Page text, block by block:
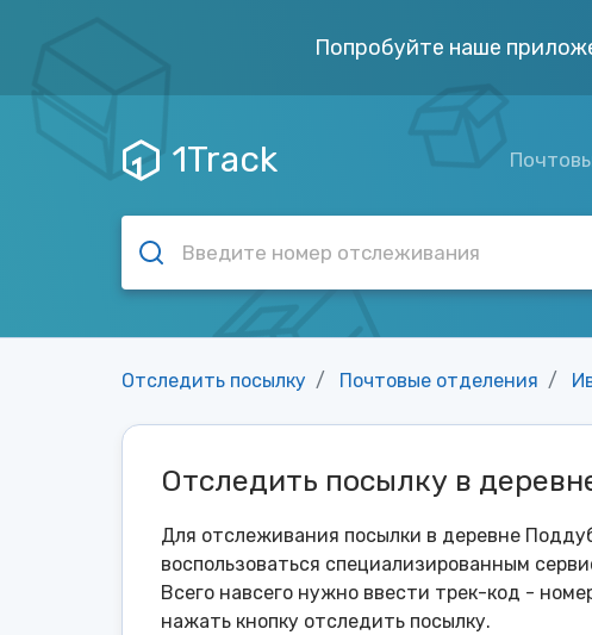
Попробуйте наше
1Track
Отследить посылку Почтовые отделения
Отследить посылку в
Для отслеживания посылки в деревне
воспользоваться специализированным
Всего навсего нужно ввести трек-код -
нажать кнопку отследить посылку.